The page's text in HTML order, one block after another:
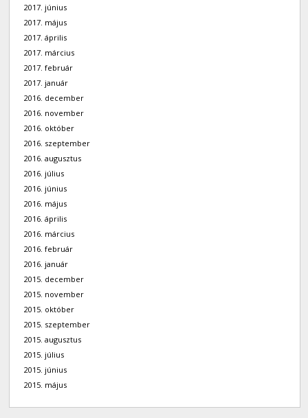
2017. június
2017. május
2017. április
2017. március
2017. február
2017. január
2016. december
2016. november
2016. október
2016. szeptember
2016. augusztus
2016. július
2016. június
2016. május
2016. április
2016. március
2016. február
2016. január
2015. december
2015. november
2015. október
2015. szeptember
2015. augusztus
2015. július
2015. június
2015. május